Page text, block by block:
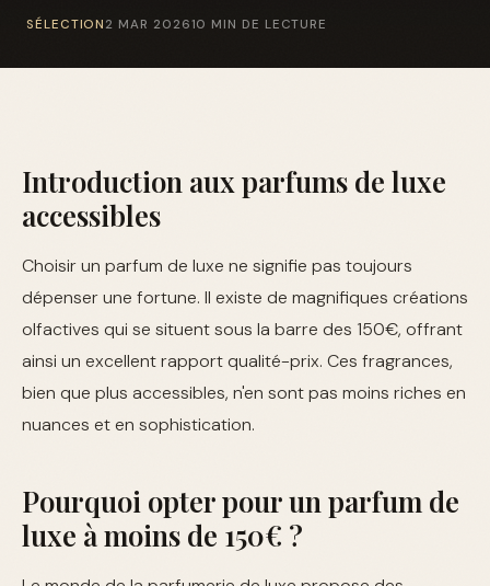
SÉLECTION 2 MAR 202610 MIN DE LECTURE
Introduction aux parfums de luxe
accessibles
Choisir un parfum de luxe ne signifie pas toujours
dépenser une fortune. Il existe de magnifiques créations
olfactives qui se situent sous la barre des 150€, offrant
ainsi un excellent rapport qualité-prix. Ces fragrances,
bien que plus accessibles, n'en sont pas moins riches en
nuances et en sophistication.
Pourquoi opter pour un parfum de
luxe à moins de 150€ ?